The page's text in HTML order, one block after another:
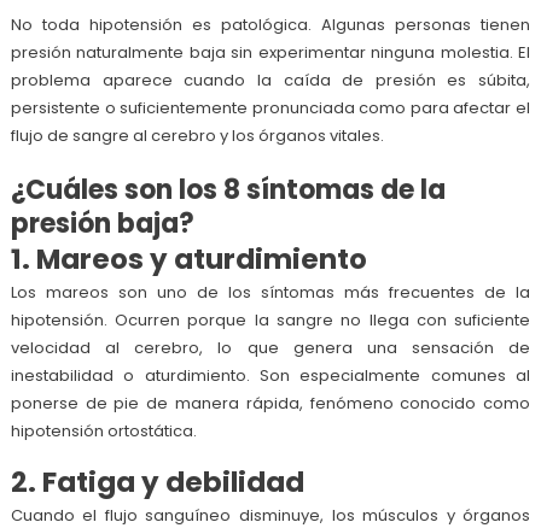
No toda hipotensión es patológica. Algunas personas tienen
presión naturalmente baja sin experimentar ninguna molestia. El
problema aparece cuando la caída de presión es súbita,
persistente o suficientemente pronunciada como para afectar el
flujo de sangre al cerebro y los órganos vitales.
¿Cuáles son los 8 síntomas de la
presión baja?
1. Mareos y aturdimiento
Los mareos son uno de los síntomas más frecuentes de la
hipotensión. Ocurren porque la sangre no llega con suficiente
velocidad al cerebro, lo que genera una sensación de
inestabilidad o aturdimiento. Son especialmente comunes al
ponerse de pie de manera rápida, fenómeno conocido como
hipotensión ortostática.
2. Fatiga y debilidad
Cuando el flujo sanguíneo disminuye, los músculos y órganos